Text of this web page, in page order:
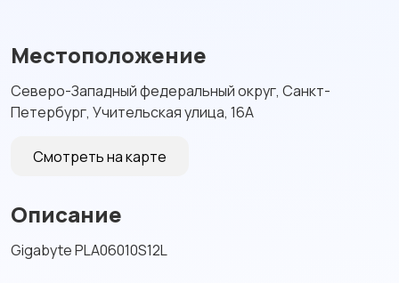
Местоположение
Северо-Западный федеральный округ, Санкт-
Петербург, Учительская улица, 16А
Смотреть на карте
Описание
Gigabyte PLA06010S12L